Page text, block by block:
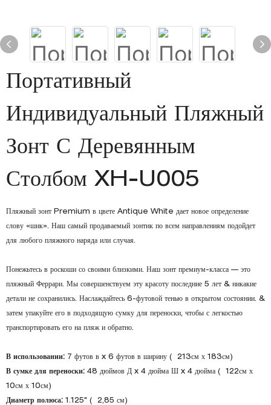
Портативный
Индивидуальный Пляжный
Зонт С Деревянным
Столбом XH-U005
Пляжный зонт Premium в цвете Antique White дает новое определение
слову «шик». Наш самый продаваемый зонтик по всем направлениям подойдет
для любого пляжного наряда или случая.
Понежьтесь в роскоши со своими близкими. Наш зонт премиум-класса — это
пляжный Феррари. Мы совершенствуем эту красоту последние 5 лет & никакие
детали не сохранились. Наслаждайтесь 6-футовой тенью в открытом состоянии. &
затем упакуйте его в подходящую сумку для переноски, чтобы с легкостью
транспортировать его на пляж и обратно.
В использовании: 7 футов в x 6 футов в ширину ( 213см х 183см)
В сумке для переноски: 48 дюймов Д x 4 дюйма Ш x 4 дюйма ( 122см х
10см х 10см)
Диаметр полюса: 1.125" ( 2,85 см)